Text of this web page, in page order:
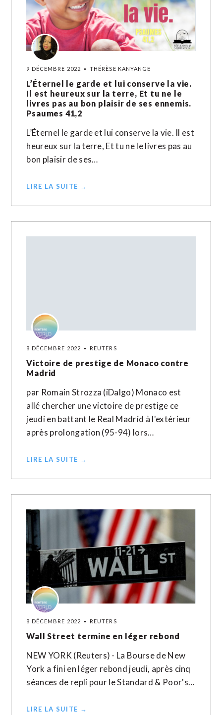
9 DÉCEMBRE 2022 THÉRÈSE KANYANGE
L’Éternel le garde et lui conserve la vie.
Il est heureux sur la terre, Et tu ne le
livres pas au bon plaisir de ses ennemis.
Psaumes 41,2
L’Éternel le garde et lui conserve la vie. Il est
heureux sur la terre, Et tu ne le livres pas au
bon plaisir de ses…
LIRE LA SUITE →
8 DÉCEMBRE 2022 REUTERS
Victoire de prestige de Monaco contre
Madrid
par Romain Strozza (iDalgo) Monaco est
allé chercher une victoire de prestige ce
jeudi en battant le Real Madrid à l'extérieur
après prolongation (95-94) lors…
LIRE LA SUITE →
8 DÉCEMBRE 2022 REUTERS
Wall Street termine en léger rebond
NEW YORK (Reuters) - La Bourse de New
York a fini en léger rebond jeudi, après cinq
séances de repli pour le Standard & Poor's…
LIRE LA SUITE →